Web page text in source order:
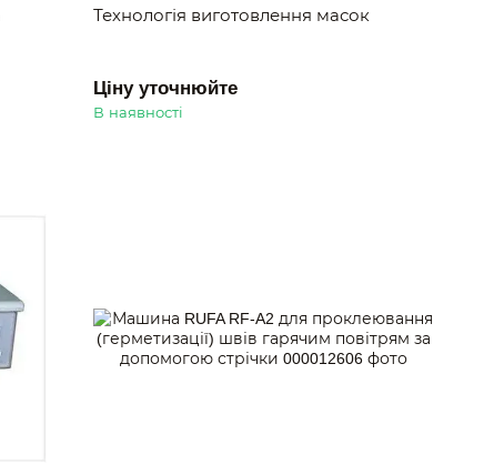
Технологія виготовлення масок
Ціну уточнюйте
В наявності